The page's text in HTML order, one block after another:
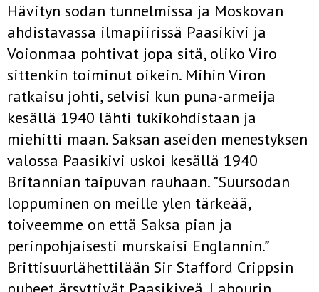
Hävityn sodan tunnelmissa ja Moskovan
ahdistavassa ilmapiirissä Paasikivi ja
Voionmaa pohtivat jopa sitä, oliko Viro
sittenkin toiminut oikein. Mihin Viron
ratkaisu johti, selvisi kun puna-armeija
kesällä 1940 lähti tukikohdistaan ja
miehitti maan. Saksan aseiden menestyksen
valossa Paasikivi uskoi kesällä 1940
Britannian taipuvan rauhaan. ”Suursodan
loppuminen on meille ylen tärkeää,
toiveemme on että Saksa pian ja
perinpohjaisesti murskaisi Englannin.”
Brittisuurlähettilään Sir Stafford Crippsin